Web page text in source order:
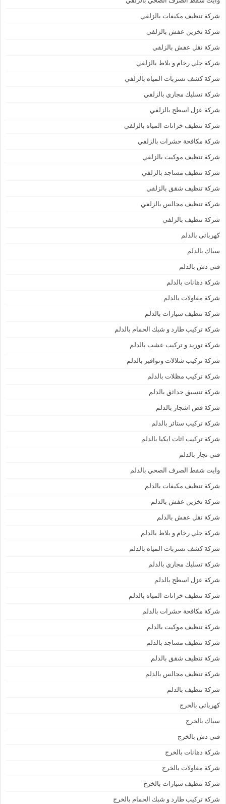
شركة تنظيف مكيفات بالزلفي
شركة تخزين عفش بالزلفي
شركة نقل عفش بالزلفي
شركة جلي رخام و بلاط بالزلفي
شركة كشف تسربات المياه بالزلفي
شركة تسليك مجاري بالزلفي
شركة عزل اسطح بالزلفي
شركة تنظيف خزانات المياه بالزلفي
شركة مكافحة حشرات بالزلفي
شركة تنظيف موكيت بالزلفي
شركة تنظيف مساجد بالزلفي
شركة تنظيف شقق بالزلفي
شركة تنظيف مجالس بالزلفي
شركة تنظيف بالزلفي
كهربائى بالدلم
سباك بالدلم
فني دش بالدلم
شركة دهانات بالدلم
شركة مقاولات بالدلم
شركة تنظيف سيارات بالدلم
شركة تركيب طارد و شبك الحمام بالدلم
شركة توريد و تركيب عشب بالدلم
شركة تركيب شلالات ونوافير بالدلم
شركة تركيب مظلات بالدلم
شركة تنسيق حدائق بالدلم
شركة قص اشجار بالدلم
شركة تركيب ستائر بالدلم
شركة تركيب اثاث ايكيا بالدلم
فني نجار بالدلم
وايت شفط الصرف الصحي بالدلم
شركة تنظيف مكيفات بالدلم
شركة تخزين عفش بالدلم
شركة نقل عفش بالدلم
شركة جلي رخام و بلاط بالدلم
شركة كشف تسربات المياه بالدلم
شركة تسليك مجاري بالدلم
شركة عزل اسطح بالدلم
شركة تنظيف خزانات المياه بالدلم
شركة مكافحة حشرات بالدلم
شركة تنظيف موكيت بالدلم
شركة تنظيف مساجد بالدلم
شركة تنظيف شقق بالدلم
شركة تنظيف مجالس بالدلم
شركة تنظيف بالدلم
كهربائى بالخرج
سباك بالخرج
فني دش بالخرج
شركة دهانات بالخرج
شركة مقاولات بالخرج
شركة تنظيف سيارات بالخرج
شركة تركيب طارد و شبك الحمام بالخرج